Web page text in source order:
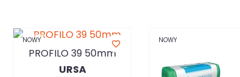
NOWY favorite_border
PROFILO 39 50mm
URSA
NOWY